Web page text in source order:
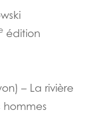
édition
– La rivière
hommes